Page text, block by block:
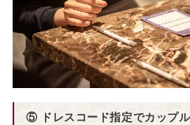
⑤ ドレスコード指定でカップ